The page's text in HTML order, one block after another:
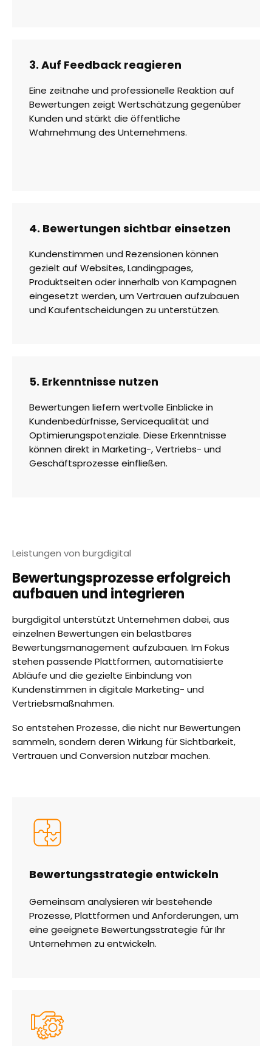
3. Auf Feedback reagieren
Eine zeitnahe und professionelle Reaktion auf
Bewertungen zeigt Wertschätzung gegenüber
Kunden und stärkt die öffentliche
Wahrnehmung des Unternehmens.
4. Bewertungen sichtbar einsetzen
Kundenstimmen und Rezensionen können
gezielt auf Websites, Landingpages,
Produktseiten oder innerhalb von Kampagnen
eingesetzt werden, um Vertrauen aufzubauen
und Kaufentscheidungen zu unterstützen.
5. Erkenntnisse nutzen
Bewertungen liefern wertvolle Einblicke in
Kundenbedürfnisse, Servicequalität und
Optimierungspotenziale. Diese Erkenntnisse
können direkt in Marketing-, Vertriebs- und
Geschäftsprozesse einfließen.
Leistungen von burgdigital
Bewertungsprozesse erfolgreich
aufbauen und integrieren
burgdigital unterstützt Unternehmen dabei, aus
einzelnen Bewertungen ein belastbares
Bewertungsmanagement aufzubauen. Im Fokus
stehen passende Plattformen, automatisierte
Abläufe und die gezielte Einbindung von
Kundenstimmen in digitale Marketing- und
Vertriebsmaßnahmen.
So entstehen Prozesse, die nicht nur Bewertungen
sammeln, sondern deren Wirkung für Sichtbarkeit,
Vertrauen und Conversion nutzbar machen.
Bewertungsstrategie entwickeln
Gemeinsam analysieren wir bestehende
Prozesse, Plattformen und Anforderungen, um
eine geeignete Bewertungsstrategie für Ihr
Unternehmen zu entwickeln.